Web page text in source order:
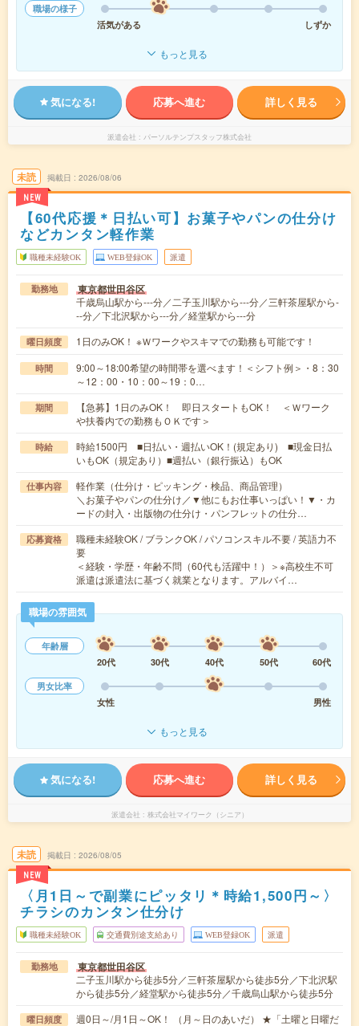
職場の様子
活気がある
しずか
もっと見る
気になる! 応募へ進む 詳しく見る
派遣会社 パーソルテンプスタッフ株式会社
未読
NEW
掲載日 2026/08/06
【60代応援＊日払い可】お菓子やパンの仕分け
などカンタン軽作業
職種未経験OK WEB登録OK 派遣
勤務地 東京都世田谷区
千歳烏山駅から---分／二子玉川駅から---分／三軒茶屋駅から-
--分／下北沢駅から---分／経堂駅から---分
曜日頻度 1日のみOK！ ※Ｗワークやスキマでの勤務も可能です！
時間
9:00～18:00希望の時間帯を選べます！＜シフト例＞・8：30
～12：00・10：00～19：0…
期間
【急募】1日のみOK！ 即日スタートもOK！ ＜Ｗワーク
や扶養内での勤務もＯＫです＞
時給
時給1500円 ■日払い・週払いOK！(規定あり) ■現金日払
いもOK（規定あり）■週払い（銀行振込）もOK
仕事内容
軽作業（仕分け・ピッキング・検品、商品管理）
＼お菓子やパンの仕分け／▼他にもお仕事いっぱい！▼・カ
ードの封入・出版物の仕分け・パンフレットの仕分…
応募資格
職種未経験OK / ブランクOK / パソコンスキル不要 / 英語力不
要
＜経験・学歴・年齢不問（60代も活躍中！）＞※高校生不可
派遣は派遣法に基づく就業となります。アルバイ…
職場の雰囲気
年齢層
20代
30代 40代 50代
60代
男女比率
女性
男性
もっと見る
気になる! 応募へ進む 詳しく見る
派遣会社 株式会社マイワーク（シニア）
未読
NEW
掲載日 2026/08/05
〈月1日～で副業にピッタリ＊時給1,500円～〉
チラシのカンタン仕分け
職種未経験OK 交通費別途支給あり WEB登録OK 派遣
勤務地 東京都世田谷区
二子玉川駅から徒歩5分／三軒茶屋駅から徒歩5分／下北沢駅
から徒歩5分／経堂駅から徒歩5分／千歳烏山駅から徒歩5分
曜日頻度
週0日～/月1日～OK！ （月～日のあいだ） ★「土曜と日曜だ